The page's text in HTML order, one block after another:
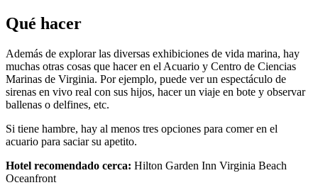
Qué hacer
Además de explorar las diversas exhibiciones de vida marina, hay
muchas otras cosas que hacer en el Acuario y Centro de Ciencias
Marinas de Virginia. Por ejemplo, puede ver un espectáculo de
sirenas en vivo real con sus hijos, hacer un viaje en bote y observar
ballenas o delfines, etc.
Si tiene hambre, hay al menos tres opciones para comer en el
acuario para saciar su apetito.
Hotel recomendado cerca: Hilton Garden Inn Virginia Beach
Oceanfront